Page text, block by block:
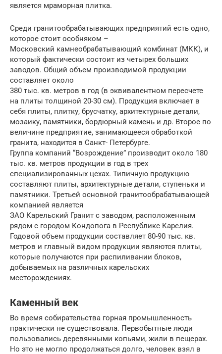
является мраморная плитка.
Среди гранитообрабатывающих предприятий есть одно,
которое стоит особняком –
Московский камнеобрабатывающий комбинат (МКК), и
который фактически состоит из четырех больших
заводов. Общий объем производимой продукции
составляет около
380 тыс. кв. метров в год (в эквивалентном пересчете
на плиты толщиной 20-30 см). Продукция включает в
себя плиты, плитку, брусчатку, архитектурные детали,
мозаику, памятники, бордюрный камень и др. Второе по
величине предприятие, занимающееся обработкой
гранита, находится в Санкт- Петербурге.
Группа компаний “Возрождение” производит около 180
тыс. кв. метров продукции в год в трех
специализированных цехах. Типичную продукцию
составляют плиты, архитектурные детали, ступеньки и
памятники. Третьей основной гранитообрабатывающей
компанией является
ЗАО Карельский Гранит с заводом, расположенным
рядом с городом Кондопога в Республике Карелия.
Годовой объем продукции составляет 80-90 тыс. кв.
метров и главный видом продукции являются плиты,
которые получаются при распиливании блоков,
добываемых на различных карельских
месторождениях.
Каменный век
Во время собирательства горная промышленность
практически не существовала. Первобытные люди
пользовались деревянными копьями, жили в пещерах.
Но это не могло продолжаться долго, человек взял в